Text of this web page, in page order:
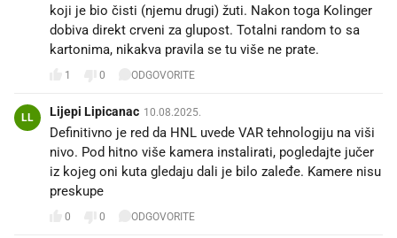
koji je bio čisti (njemu drugi) žuti. Nakon toga Kolinger
dobiva direkt crveni za glupost. Totalni random to sa
kartonima, nikakva pravila se tu više ne prate.
1 0 ODGOVORITE
LL Lijepi Lipicanac 10.08.2025.
Definitivno je red da HNL uvede VAR tehnologiju na viši
nivo. Pod hitno više kamera instalirati, pogledajte jučer
iz kojeg oni kuta gledaju dali je bilo zaleđe. Kamere nisu
preskupe
0 0 ODGOVORITE